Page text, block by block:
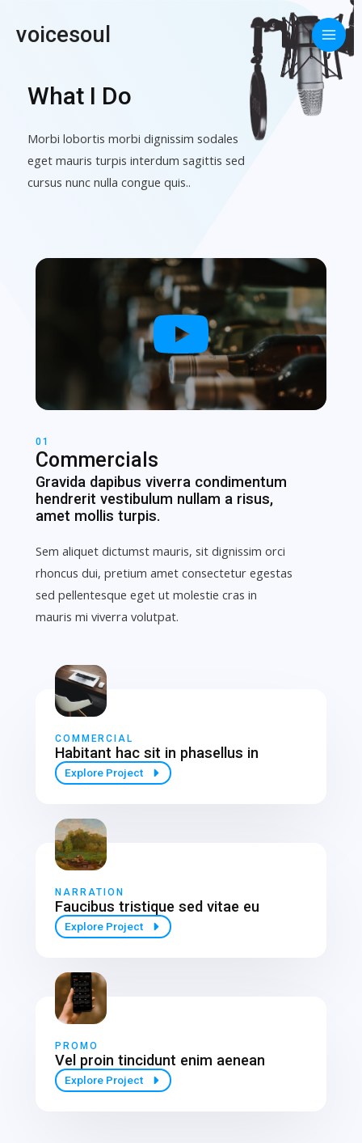
voicesoul
Main
What I Do
Morbi lobortis morbi dignissim sodales
eget mauris turpis interdum sagittis sed
cursus nunc nulla congue quis..
01
Commercials
Gravida dapibus viverra condimentum
hendrerit vestibulum nullam a risus,
amet mollis turpis.
Sem aliquet dictumst mauris, sit dignissim orci
rhoncus dui, pretium amet consectetur egestas
sed pellentesque eget ut molestie cras in
mauris mi viverra volutpat.
COMMERCIAL
Habitant hac sit in phasellus in
Explore Project
NARRATION
Faucibus tristique sed vitae eu
Explore Project
PROMO
Vel proin tincidunt enim aenean
Explore Project